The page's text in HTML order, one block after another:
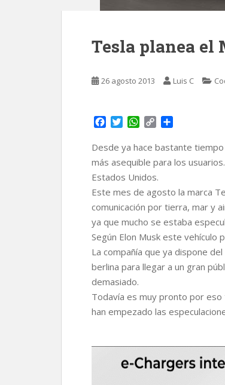
Tesla planea el
26 agosto 2013 Luis C
c
e
b
o
o
k
i
t
t
e
r
W
a
t
s
A
p
p
p
y
L
i
n
k
m
p
a
t
i
r
Desde ya hace bastante
más asequible para los
Estados Unidos.
Este mes de agosto la marca
comunicación por tierra, mar y
ya que mucho se estaba
Según Elon Musk este vehículo
La compañía que ya dispone
berlina para llegar a un gran
demasiado.
Todavía es muy pronto por
han empezado las